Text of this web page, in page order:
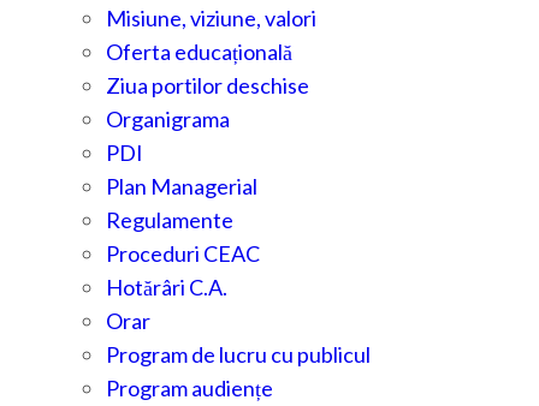
Misiune, viziune, valori
Oferta educațională
Ziua portilor deschise
Organigrama
PDI
Plan Managerial
Regulamente
Proceduri CEAC
Hotărâri C.A.
Orar
Program de lucru cu publicul
Program audiențe